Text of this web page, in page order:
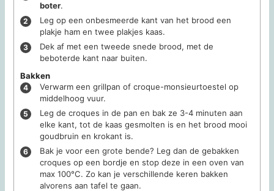
boter.
Leg op een onbesmeerde kant van het brood een
plakje ham en twee plakjes kaas.
Dek af met een tweede snede brood, met de
beboterde kant naar buiten.
Bakken
Verwarm een grillpan of croque-monsieurtoestel op
middelhoog vuur.
Leg de croques in de pan en bak ze 3-4 minuten aan
elke kant, tot de kaas gesmolten is en het brood mooi
goudbruin en krokant is.
Bak je voor een grote bende? Leg dan de gebakken
croques op een bordje en stop deze in een oven van
max 100°C. Zo kan je verschillende keren bakken
alvorens aan tafel te gaan.